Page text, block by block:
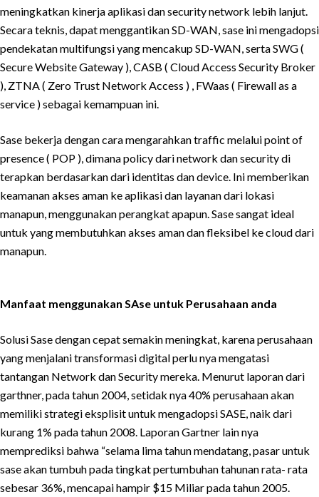
meningkatkan kinerja aplikasi dan security network lebih lanjut.
Secara teknis, dapat menggantikan SD-WAN, sase ini mengadopsi
pendekatan multifungsi yang mencakup SD-WAN, serta SWG (
Secure Website Gateway ), CASB ( Cloud Access Security Broker
), ZTNA ( Zero Trust Network Access ) , FWaas ( Firewall as a
service ) sebagai kemampuan ini.
Sase bekerja dengan cara mengarahkan traffic melalui point of
presence ( POP ), dimana policy dari network dan security di
terapkan berdasarkan dari identitas dan device. Ini memberikan
keamanan akses aman ke aplikasi dan layanan dari lokasi
manapun, menggunakan perangkat apapun. Sase sangat ideal
untuk yang membutuhkan akses aman dan fleksibel ke cloud dari
manapun.
Manfaat menggunakan SAse untuk Perusahaan anda
Solusi Sase dengan cepat semakin meningkat, karena perusahaan
yang menjalani transformasi digital perlu nya mengatasi
tantangan Network dan Security mereka. Menurut laporan dari
garthner, pada tahun 2004, setidak nya 40% perusahaan akan
memiliki strategi eksplisit untuk mengadopsi SASE, naik dari
kurang 1% pada tahun 2008. Laporan Gartner lain nya
memprediksi bahwa “selama lima tahun mendatang, pasar untuk
sase akan tumbuh pada tingkat pertumbuhan tahunan rata- rata
sebesar 36%, mencapai hampir $15 Miliar pada tahun 2005.